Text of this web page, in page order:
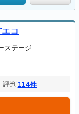
コ
ステージ
評判 114件